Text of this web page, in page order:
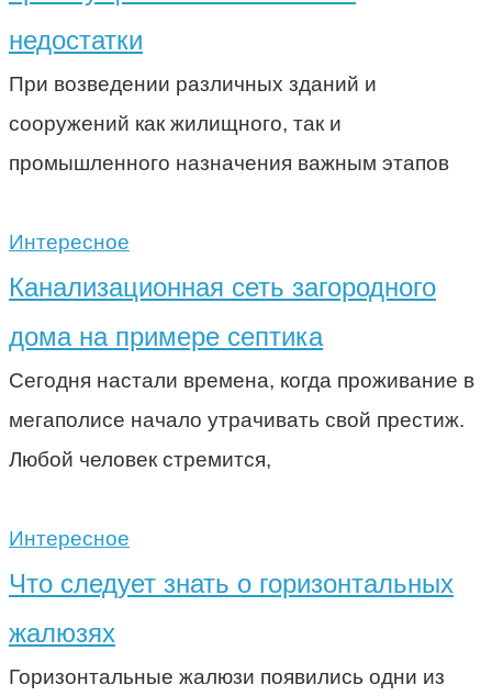
недостатки
При возведении различных зданий и
сооружений как жилищного, так и
промышленного назначения важным этапов
Интересное
Канализационная сеть загородного
дома на примере септика
Сегодня настали времена, когда проживание в
мегаполисе начало утрачивать свой престиж.
Любой человек стремится,
Интересное
Что следует знать о горизонтальных
жалюзях
Горизонтальные жалюзи появились одни из